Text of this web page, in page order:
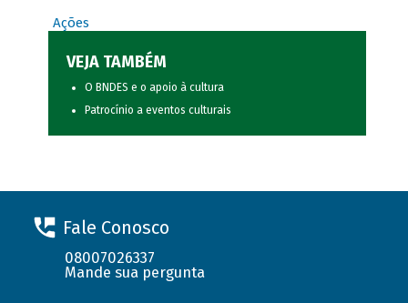
Ações
VEJA TAMBÉM
O BNDES e o apoio à cultura
Patrocínio a eventos culturais
Fale Conosco
08007026337
Mande sua pergunta